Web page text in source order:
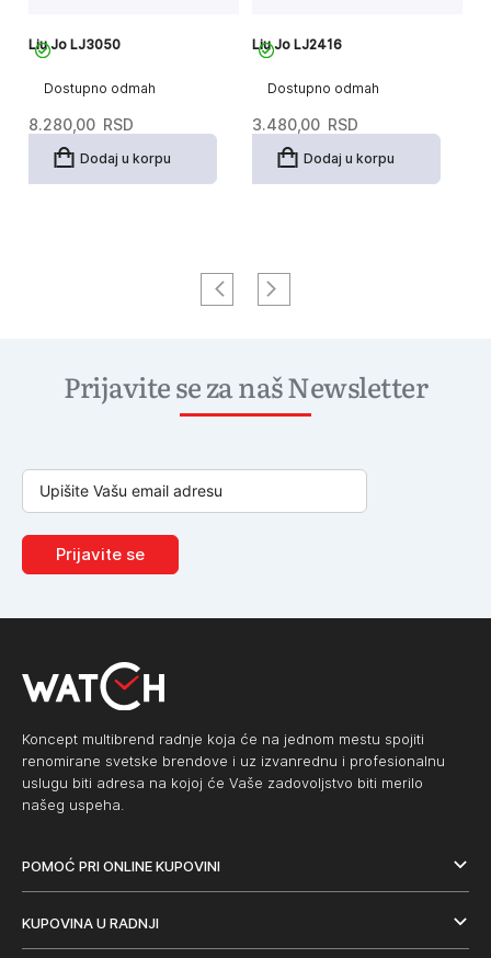
Dostupno odmah
Liu Jo LJ3050
8.280,00 RSD
Dodaj u korpu
Dostupno odmah
Liu Jo LJ2416
3.480,00 RSD
Dodaj u korpu
Prijavite se za naš Newsletter
Prijavite se
Koncept multibrend radnje koja će na jednom mestu spojiti
renomirane svetske brendove i uz izvanrednu i profesionalnu
uslugu biti adresa na kojoj će Vaše zadovoljstvo biti merilo
našeg uspeha.
POMOĆ PRI ONLINE KUPOVINI
KUPOVINA U RADNJI